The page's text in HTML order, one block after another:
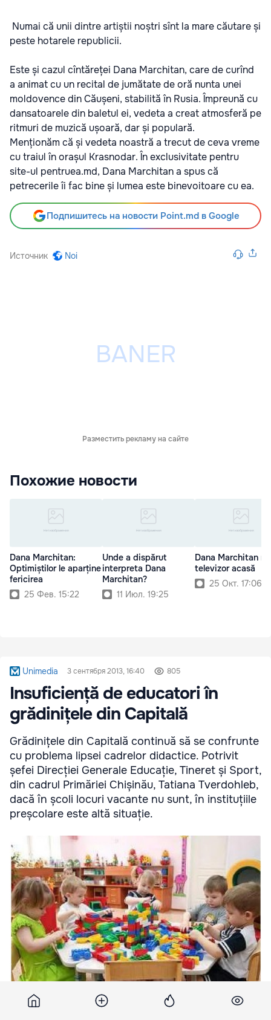
Numai că unii dintre artiștii noștri sînt la mare căutare și
peste hotarele republicii.
Este și cazul cîntăreței Dana Marchitan, care de curînd
a animat cu un recital de jumătate de oră nunta unei
moldovence din Căușeni, stabilită în Rusia. Împreună cu
dansatoarele din baletul ei, vedeta a creat atmosferă pe
ritmuri de muzică ușoară, dar și populară.
Menționăm că și vedeta noastră a trecut de ceva vreme
cu traiul în orașul Krasnodar. În exclusivitate pentru
site-ul pentruea.md, Dana Marchitan a spus că
petrecerile îi fac bine și lumea este binevoitoare cu ea.
Подпишитесь на новости Point.md в Google
Источник Noi
Разместить рекламу на сайте
Похожие новости
Dana Marchitan:
Optimiștilor le aparține
fericirea
25 Фев. 15:22
Unde a dispărut
interpreta Dana
Marchitan?
11 Июл. 19:25
Dana Marchitan
televizor acasă
25 Окт. 17:06
Unimedia 3 сентября 2013, 16:40 805
Insuficiență de educatori în
grădinițele din Capitală
Grădinițele din Capitală continuă să se confrunte
cu problema lipsei cadrelor didactice. Potrivit
șefei Direcției Generale Educație, Tineret și Sport,
din cadrul Primăriei Chișinău, Tatiana Tverdohleb,
dacă în școli locuri vacante nu sunt, în instituțiile
preșcolare este altă situație.